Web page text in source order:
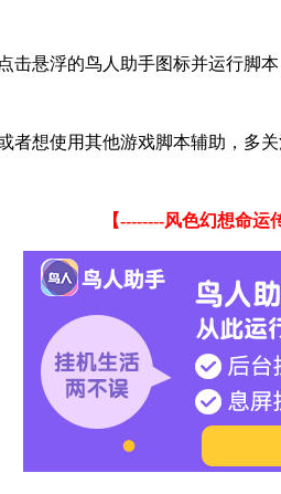
悬浮的鸟人助手图标并运行脚
想使用其他游戏脚本辅助，多
【--------风色幻想命运